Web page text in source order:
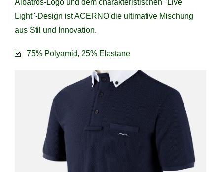
Albatros-Logo und dem charakteristischen "Live
Light"-Design ist ACERNO die ultimative Mischung
aus Stil und Innovation.
75% Polyamid, 25% Elastane